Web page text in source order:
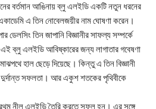
বর্তমান আঙিনায় ব্লু এলইডি একটি নতুন ধরনের
এ তিন নোবেলজয়ীর নাম ঘোষণা করেন।
ডেলসিং তিন জাপানি বিজ্ঞানীর সাফল্য সম্পর্কে
এই ব্লু এলইডি আবিষ্কারের জন্য লাগাতার গবেষণা
হাল ছেড়ে দিয়েছে। কিন্তু এ তিন বিজ্ঞানী
দুর্দান্ত সফলতা। আর একুশ শতকের পৃথিবীকে
নীল এলইডি তৈরি করতে সফল হন। এর সঙ্গে